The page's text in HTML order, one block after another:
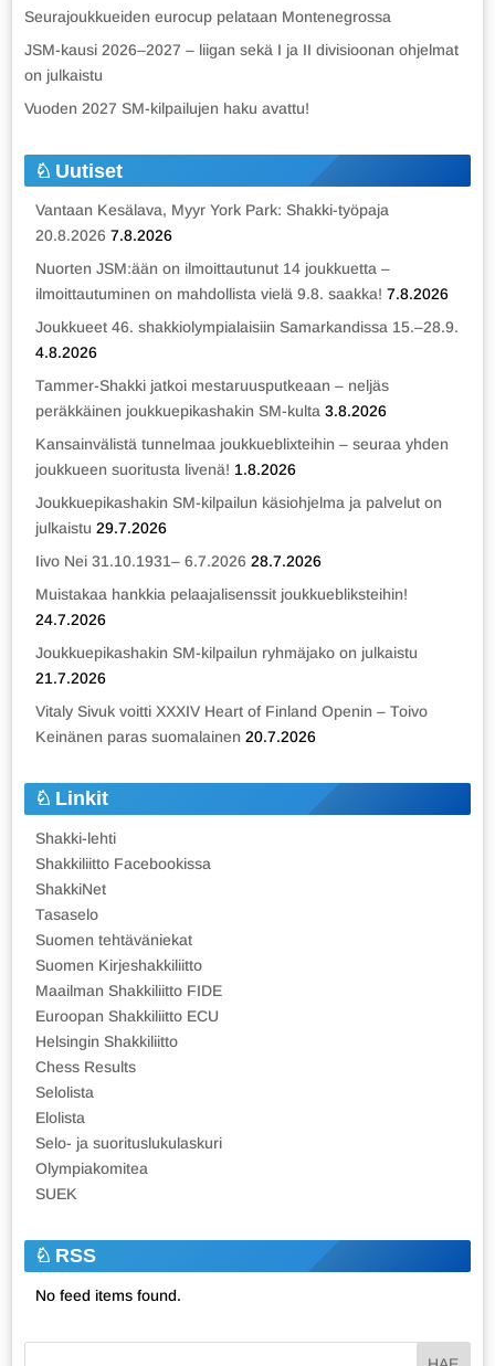
Seurajoukkueiden eurocup pelataan Montenegrossa
JSM-kausi 2026–2027 – liigan sekä I ja II divisioonan ohjelmat
on julkaistu
Vuoden 2027 SM-kilpailujen haku avattu!
Uutiset
Vantaan Kesälava, Myyr York Park: Shakki-työpaja
20.8.2026 7.8.2026
Nuorten JSM:ään on ilmoittautunut 14 joukkuetta –
ilmoittautuminen on mahdollista vielä 9.8. saakka! 7.8.2026
Joukkueet 46. shakkiolympialaisiin Samarkandissa 15.–28.9.
4.8.2026
Tammer-Shakki jatkoi mestaruusputkeaan – neljäs
peräkkäinen joukkuepikashakin SM-kulta 3.8.2026
Kansainvälistä tunnelmaa joukkueblixteihin – seuraa yhden
joukkueen suoritusta livenä! 1.8.2026
Joukkuepikashakin SM-kilpailun käsiohjelma ja palvelut on
julkaistu 29.7.2026
Iivo Nei 31.10.1931– 6.7.2026 28.7.2026
Muistakaa hankkia pelaajalisenssit joukkuebliksteihin!
24.7.2026
Joukkuepikashakin SM-kilpailun ryhmäjako on julkaistu
21.7.2026
Vitaly Sivuk voitti XXXIV Heart of Finland Openin – Toivo
Keinänen paras suomalainen 20.7.2026
Linkit
Shakki-lehti
Shakkiliitto Facebookissa
ShakkiNet
Tasaselo
Suomen tehtäväniekat
Suomen Kirjeshakkiliitto
Maailman Shakkiliitto FIDE
Euroopan Shakkiliitto ECU
Helsingin Shakkiliitto
Chess Results
Selolista
Elolista
Selo- ja suorituslukulaskuri
Olympiakomitea
SUEK
RSS
No feed items found.